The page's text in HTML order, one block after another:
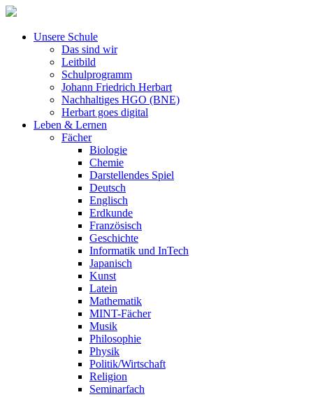
Unsere Schule
Das sind wir
Leitbild
Schulprogramm
Johann Friedrich Herbart
Nachhaltiges HGO (BNE)
Herbart goes digital
Leben & Lernen
Fächer
Biologie
Chemie
Darstellendes Spiel
Deutsch
Englisch
Erdkunde
Französisch
Geschichte
Informatik und InTech
Japanisch
Kunst
Latein
Mathematik
MINT-Fächer
Musik
Philosophie
Physik
Politik/Wirtschaft
Religion
Seminarfach